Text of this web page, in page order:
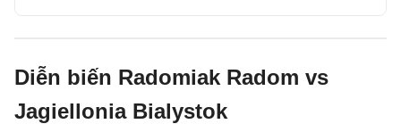
Diễn biến Radomiak Radom vs
Jagiellonia Bialystok